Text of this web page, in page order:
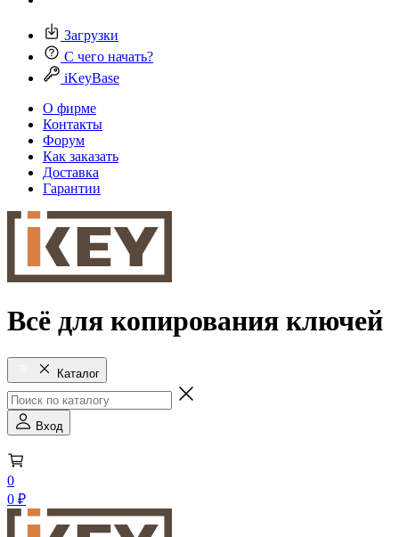
Загрузки
С чего начать?
iKeyBase
О фирме
Контакты
Форум
Как заказать
Доставка
Гарантии
Всё для копирования ключей
Каталог
Вход
0
0 ₽